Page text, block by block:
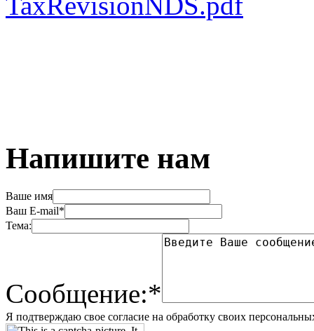
Напишите нам
Ваше имя
Ваш E-mail*
Тема:
Сообщение:*
Я подтверждаю свое согласие на обработку своих